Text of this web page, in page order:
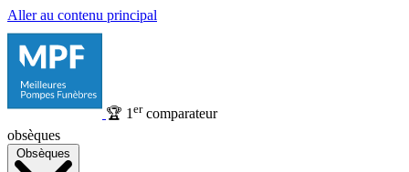
Aller au contenu principal
🏆 1 ercomparateur
obsèques
Obsèques